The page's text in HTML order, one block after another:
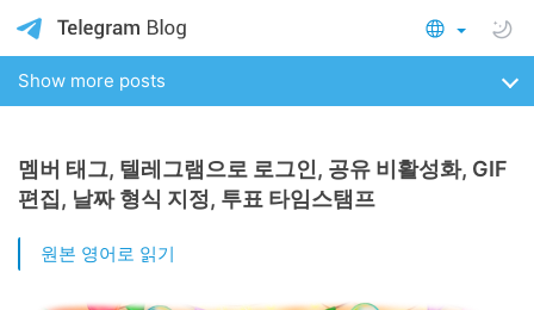
Show more posts
멤버 태그, 텔레그램으로 로그인, 공유 비활성화, GIF
편집, 날짜 형식 지정, 투표 타임스탬프
원본 영어로 읽기